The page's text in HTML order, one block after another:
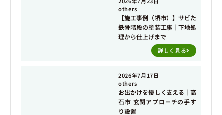
others
【施工事例（堺市）】サビた
鉄骨階段の塗装工事｜下地処
理から仕上げまで
詳しく見る
2026年7月17日
others
お出かけを優しく支える｜高
石市 玄関アプローチの手す
り設置